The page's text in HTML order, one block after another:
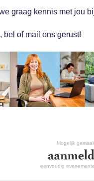
graag kennis met jou
bel of mail ons gerust!
Mogelijk
eenvoudig